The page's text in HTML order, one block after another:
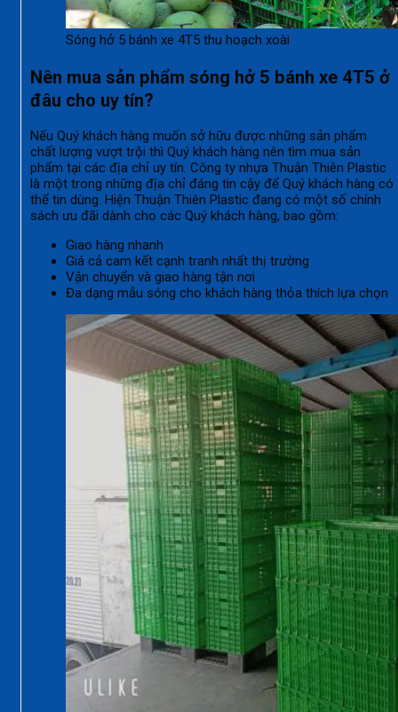
Sóng hở 5 bánh xe 4T5 thu hoạch xoài
Nên mua sản phẩm sóng hở 5 bánh xe 4T5 ở
đâu cho uy tín?
Nếu Quý khách hàng muốn sở hữu được những sản phẩm
chất lượng vượt trội thì Quý khách hàng nên tìm mua sản
phẩm tại các địa chỉ uy tín. Công ty nhựa Thuận Thiên Plastic
là một trong những địa chỉ đáng tin cậy để Quý khách hàng có
thể tin dùng. Hiện Thuận Thiên Plastic đang có một số chính
sách ưu đãi dành cho các Quý khách hàng, bao gồm:
Giao hàng nhanh
Giá cả cam kết cạnh tranh nhất thị trường
Vận chuyển và giao hàng tận nơi
Đa dạng mẫu sóng cho khách hàng thỏa thích lựa chọn